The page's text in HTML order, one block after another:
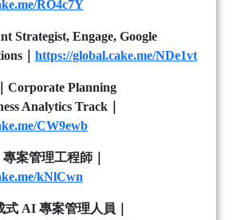
RO4c7Y
Strategist, Engage, Google
｜ https://global.cake.me/NDe1vt
Corporate Planning
Analytics Track｜
CW9ewb
專案管理工程師｜
kNlCwn
式AI 專案管理人員｜